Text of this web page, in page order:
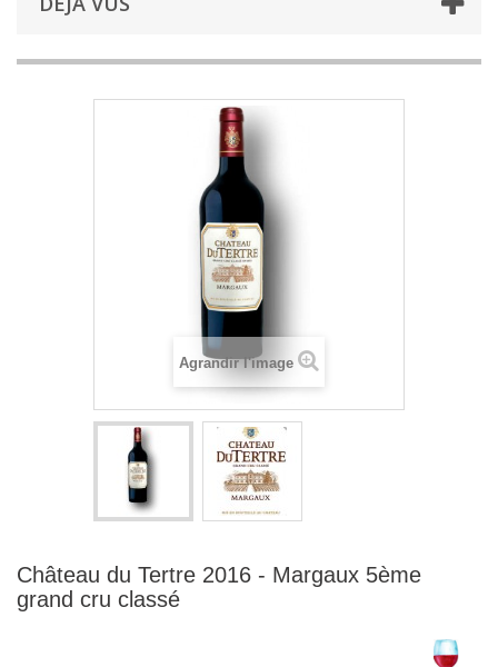
Agrandir l'image
Château du Tertre 2016 - Margaux 5ème
grand cru classé